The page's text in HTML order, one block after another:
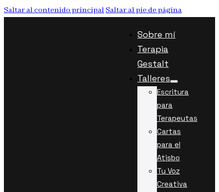
Saltar al contenido principalSaltar al pie de página
Sobre mí
Terapia
Gestalt
Talleres
Escritura
para
Terapeutas
Cartas
para el
Atisbo
Tu Voz
Creativa